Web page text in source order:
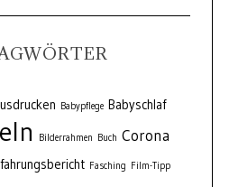
Babypflege Babyschlaf
Bilderrahmen Buch Corona
Fasching Film-Tipp